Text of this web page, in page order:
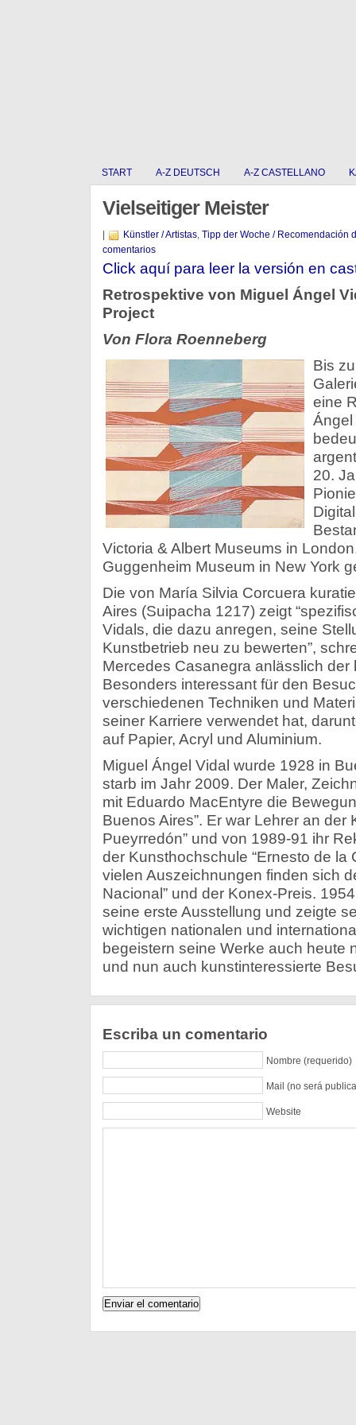
START A-Z DEUTSCH A-Z CASTELLANO
Vielseitiger Meister
Künstler / Artistas, Tipp der Woche / Recomendación
comentarios
Click aquí para leer la versión en
Retrospektive von Miguel Ángel
Project
Von Flora Roenneberg
Bis
eine
Ángel
20.
Victoria & Albert Museums in
Guggenheim Museum in New York
Die von María Silvia Corcuera
Aires (Suipacha 1217) zeigt
Vidals, die dazu anregen, seine
Kunstbetrieb neu zu bewerten”,
Mercedes Casanegra anlässlich
Besonders interessant für den
verschiedenen Techniken und
seiner Karriere verwendet hat,
auf Papier, Acryl und Aluminium.
Miguel Ángel Vidal wurde 1928 in
starb im Jahr 2009. Der Maler,
mit Eduardo MacEntyre die
Buenos Aires”. Er war Lehrer an der
Pueyrredón” und von 1989-91 ihr
der Kunsthochschule “Ernesto de la
vielen Auszeichnungen finden sich
Nacional” und der Konex-Preis.
seine erste Ausstellung und zeigte
wichtigen nationalen und
begeistern seine Werke auch heute
und nun auch kunstinteressierte
Escriba un comentario
Nombre (requerido)
Mail (no será
Website